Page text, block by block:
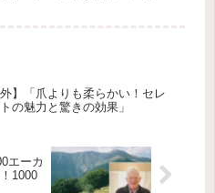
外】「爪よりも柔らかい！セレ
の魅力と驚きの効果」
エーカ
1000